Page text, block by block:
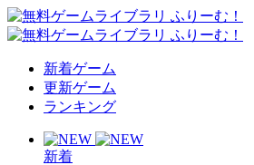
新着ゲーム
更新ゲーム
ランキング
新着